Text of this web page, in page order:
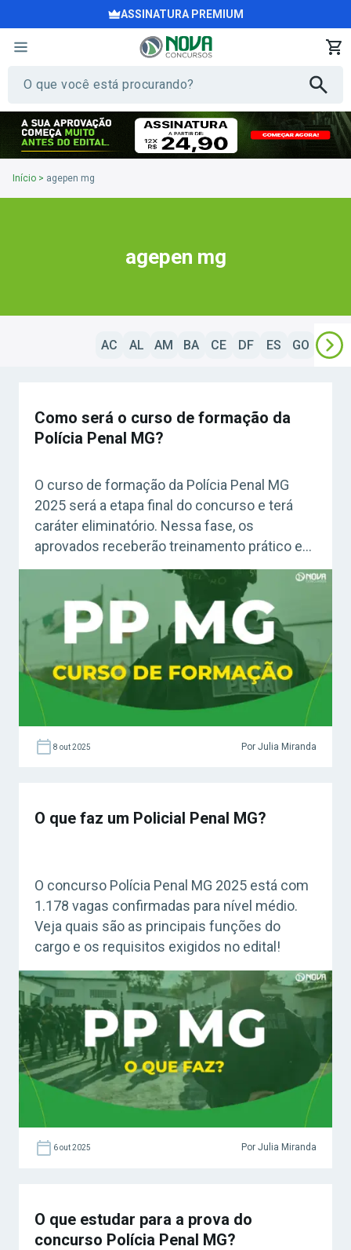
ASSINATURA PREMIUM
Início > agepen mg
agepen mg
AC AL AM BA CE DF ES GO MA
Como será o curso de formação da
Polícia Penal MG?
O curso de formação da Polícia Penal MG
2025 será a etapa final do concurso e terá
caráter eliminatório. Nessa fase, os
aprovados receberão treinamento prático e
teórico sobre legislação, direitos humanos,
defesa pessoal e uso de armas de fogo,
garantindo preparo completo para o exercício
da função. Saiba mais!
8 out 2025 Por Julia Miranda
O que faz um Policial Penal MG?
O concurso Polícia Penal MG 2025 está com
1.178 vagas confirmadas para nível médio.
Veja quais são as principais funções do
cargo e os requisitos exigidos no edital!
6 out 2025 Por Julia Miranda
O que estudar para a prova do
concurso Polícia Penal MG?